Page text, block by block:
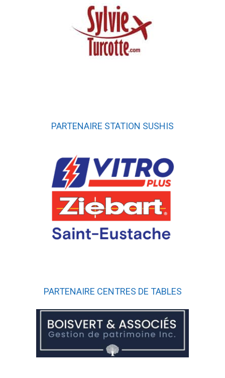
PARTENAIRE STATION SUSHIS
PARTENAIRE CENTRES DE TABLES